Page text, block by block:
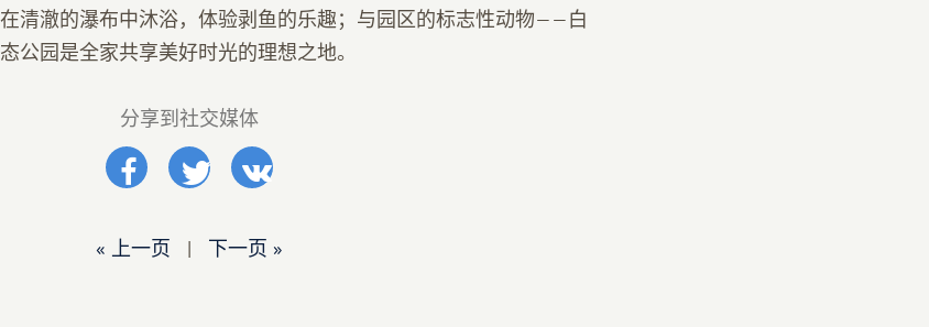
清澈的瀑布中沐浴，体验剥鱼的乐趣；与园区的标志性动物——白
公园是全家共享美好时光的理想之地。
分享到社交媒体
« 上一页 | 下一页 »